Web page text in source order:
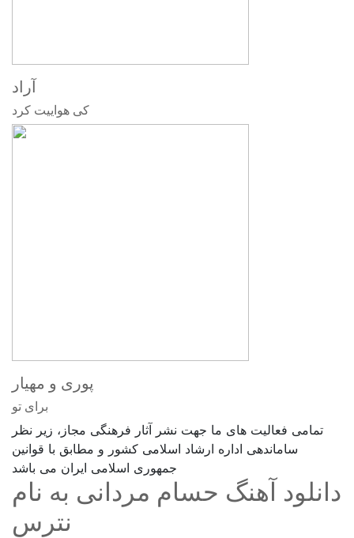
آراد
کی هواییت کرد
پوری و مهیار
برای تو
تمامی فعالیت های ما جهت نشر آثار فرهنگی مجاز، زیر نظر
ساماندهی اداره ارشاد اسلامی کشور و مطابق با قوانین
جمهوری اسلامی ایران می باشد
دانلود آهنگ حسام مردانی به نام
نترس